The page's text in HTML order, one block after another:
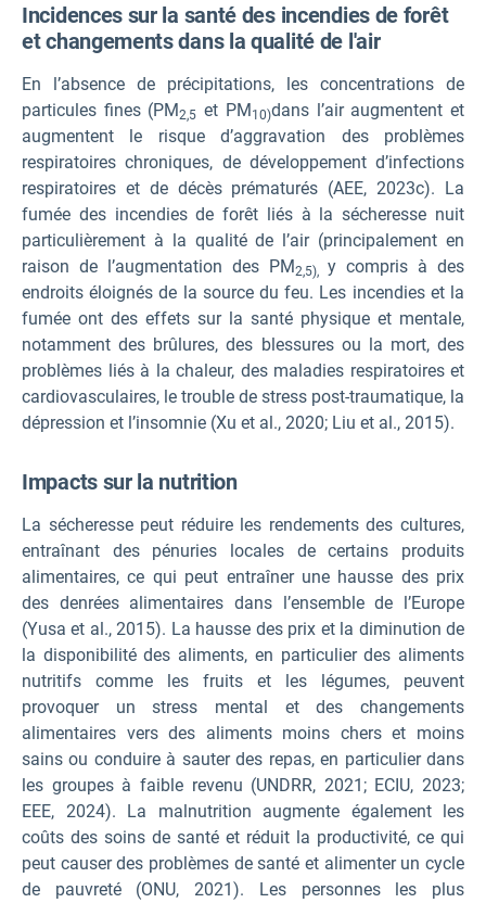
Incidences sur la santé des incendies de forêt
et changements dans la qualité de l'air
En l’absence de précipitations, les concentrations de
particules fines (PM2,5 et PM10)dans l’air augmentent et
augmentent le risque d’aggravation des problèmes
respiratoires chroniques, de développement d’infections
respiratoires et de décès prématurés (AEE, 2023c). La
fumée des incendies de forêt liés à la sécheresse nuit
particulièrement à la qualité de l’air (principalement en
raison de l’augmentation des PM2,5), y compris à des
endroits éloignés de la source du feu. Les incendies et la
fumée ont des effets sur la santé physique et mentale,
notamment des brûlures, des blessures ou la mort, des
problèmes liés à la chaleur, des maladies respiratoires et
cardiovasculaires, le trouble de stress post-traumatique, la
dépression et l’insomnie (Xu et al., 2020; Liu et al., 2015).
Impacts sur la nutrition
La sécheresse peut réduire les rendements des cultures,
entraînant des pénuries locales de certains produits
alimentaires, ce qui peut entraîner une hausse des prix
des denrées alimentaires dans l’ensemble de l’Europe
(Yusa et al., 2015). La hausse des prix et la diminution de
la disponibilité des aliments, en particulier des aliments
nutritifs comme les fruits et les légumes, peuvent
provoquer un stress mental et des changements
alimentaires vers des aliments moins chers et moins
sains ou conduire à sauter des repas, en particulier dans
les groupes à faible revenu (UNDRR, 2021; ECIU, 2023;
EEE, 2024). La malnutrition augmente également les
coûts des soins de santé et réduit la productivité, ce qui
peut causer des problèmes de santé et alimenter un cycle
de pauvreté (ONU, 2021). Les personnes les plus